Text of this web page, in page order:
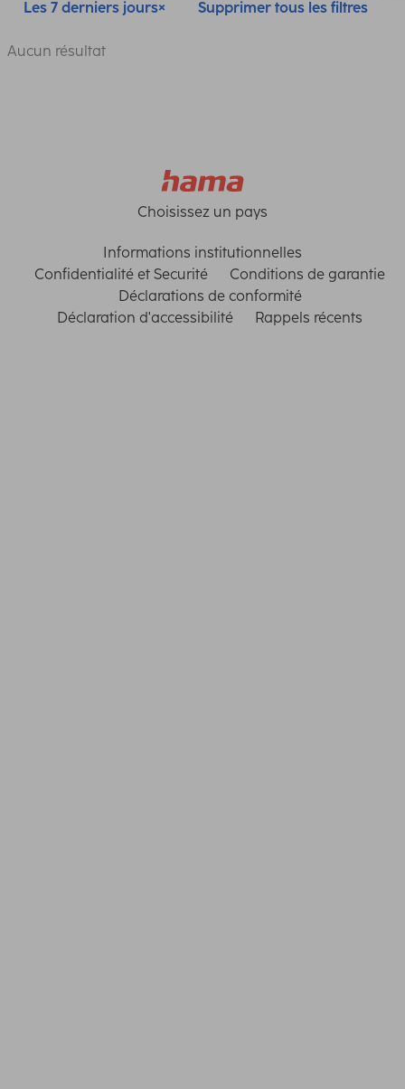
Les 7 derniers jours Supprimer tous les filtres
Aucun résultat
Choisissez un pays
Informations institutionnelles
Confidentialité et Securité
Conditions de garantie
Déclarations de conformité
Déclaration d'accessibilité
Rappels récents